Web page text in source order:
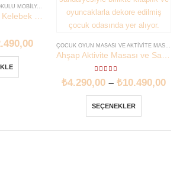
MOBILYASI
5.00 out of 5
₺4.290,00 – ₺10.490,00
SEÇENEKLER